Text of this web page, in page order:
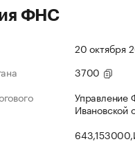
ФНС
20 октября
3700
Управление
Ивановской